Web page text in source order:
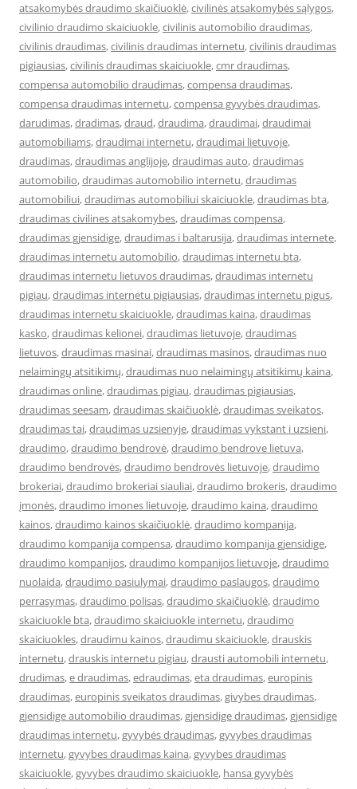
atsakomybės draudimo skaičiuoklė,civilinės atsakomybės sąlygos,
civilinio draudimo skaiciuokle,civilinis automobilio draudimas,
civilinis draudimas,civilinis draudimas internetu,civilinis draudimas
pigiausias,civilinis draudimas skaiciuokle,cmr draudimas,
compensa automobilio draudimas,compensa draudimas,
compensa draudimas internetu,compensa gyvybės draudimas,
darudimas,dradimas,draud,draudima,draudimai,draudimai
automobiliams,draudimai internetu,draudimai lietuvoje,
draudimas,draudimas anglijoje,draudimas auto,draudimas
automobilio,draudimas automobilio internetu,draudimas
automobiliui,draudimas automobiliui skaiciuokle,draudimas bta,
draudimas civilines atsakomybes,draudimas compensa,
draudimas gjensidige,draudimas i baltarusija,draudimas internete,
draudimas internetu automobilio,draudimas internetu bta,
draudimas internetu lietuvos draudimas,draudimas internetu
pigiau,draudimas internetu pigiausias,draudimas internetu pigus,
draudimas internetu skaiciuokle,draudimas kaina,draudimas
kasko,draudimas kelionei,draudimas lietuvoje,draudimas
lietuvos,draudimas masinai,draudimas masinos,draudimas nuo
nelaimingų atsitikimų,draudimas nuo nelaimingų atsitikimų kaina,
draudimas online,draudimas pigiau,draudimas pigiausias,
draudimas seesam,draudimas skaičiuoklė,draudimas sveikatos,
draudimas tai,draudimas uzsienyje,draudimas vykstant i uzsieni,
draudimo,draudimo bendrovė,draudimo bendrove lietuva,
draudimo bendrovės,draudimo bendrovės lietuvoje,draudimo
brokeriai,draudimo brokeriai siauliai,draudimo brokeris,draudimo
įmonės,draudimo imones lietuvoje,draudimo kaina,draudimo
kainos,draudimo kainos skaičiuoklė,draudimo kompanija,
draudimo kompanija compensa,draudimo kompanija gjensidige,
draudimo kompanijos,draudimo kompanijos lietuvoje,draudimo
nuolaida,draudimo pasiulymai,draudimo paslaugos,draudimo
perrasymas,draudimo polisas,draudimo skaičiuoklė,draudimo
skaiciuokle bta,draudimo skaiciuokle internetu,draudimo
skaiciuokles,draudimu kainos,draudimu skaiciuokle,drauskis
internetu,drauskis internetu pigiau,drausti automobili internetu,
drudimas,e draudimas,edraudimas,eta draudimas,europinis
draudimas,europinis sveikatos draudimas,givybes draudimas,
gjensidige automobilio draudimas,gjensidige draudimas,gjensidige
draudimas internetu,gyvybės draudimas,gyvybes draudimas
internetu,gyvybes draudimas kaina,gyvybes draudimas
skaiciuokle,gyvybes draudimo skaiciuokle, hansa gyvybės